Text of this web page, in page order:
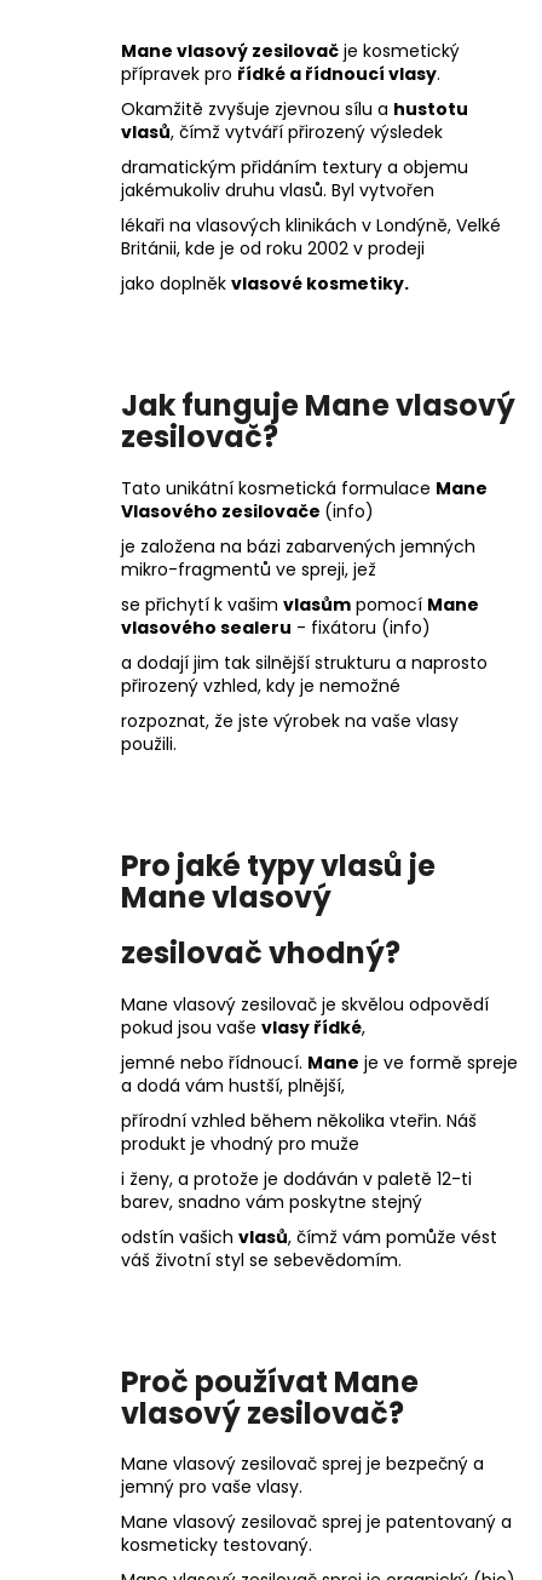
Mane vlasový zesilovač je kosmetický
přípravek pro řídké a řídnoucí vlasy.
Okamžitě zvyšuje zjevnou sílu a hustotu
vlasů, čímž vytváří přirozený výsledek
dramatickým přidáním textury a objemu
jakémukoliv druhu vlasů. Byl vytvořen
lékaři na vlasových klinikách v Londýně, Velké
Británii, kde je od roku 2002 v prodeji
jako doplněk vlasové kosmetiky.
Jak funguje Mane vlasový
zesilovač?
Tato unikátní kosmetická formulace Mane
Vlasového zesilovače (info)
je založena na bázi zabarvených jemných
mikro-fragmentů ve spreji, jež
se přichytí k vašim vlasům pomocí Mane
vlasového sealeru - fixátoru (info)
a dodají jim tak silnější strukturu a naprosto
přirozený vzhled, kdy je nemožné
rozpoznat, že jste výrobek na vaše vlasy
použili.
Pro jaké typy vlasů je
Mane vlasový
zesilovač vhodný?
Mane vlasový zesilovač je skvělou odpovědí
pokud jsou vaše vlasy řídké,
jemné nebo řídnoucí. Mane je ve formě spreje
a dodá vám hustší, plnější,
přírodní vzhled během několika vteřin. Náš
produkt je vhodný pro muže
i ženy, a protože je dodáván v paletě 12-ti
barev, snadno vám poskytne stejný
odstín vašich vlasů, čímž vám pomůže vést
váš životní styl se sebevědomím.
Proč používat Mane
vlasový zesilovač?
Mane vlasový zesilovač sprej je bezpečný a
jemný pro vaše vlasy.
Mane vlasový zesilovač sprej je patentovaný a
kosmeticky testovaný.